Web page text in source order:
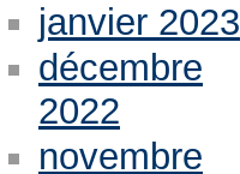
janvier 2023
décembre
2022
novembre